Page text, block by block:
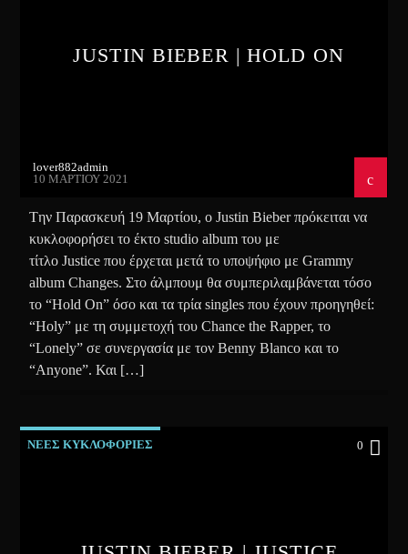
JUSTIN BIEBER | HOLD ON
lover882admin
10 ΜΑΡΤΊΟΥ 2021
Tην Παρασκευή 19 Μαρτίου, ο Justin Bieber πρόκειται να
κυκλοφορήσει το έκτο studio album του με
τίτλο Justice που έρχεται μετά το υποψήφιο με Grammy
album Changes. Στο άλμπουμ θα συμπεριλαμβάνεται τόσο
το “Hold On” όσο και τα τρία singles που έχουν προηγηθεί:
“Holy” με τη συμμετοχή του Chance the Rapper, το
“Lonely” σε συνεργασία με τον Benny Blanco και το
“Anyone”. Και […]
ΝΕΕΣ ΚΥΚΛΟΦΟΡΙΕΣ 0